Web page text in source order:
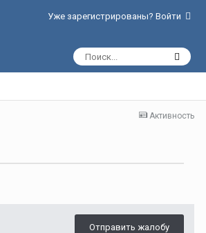
Уже зарегистрированы? Войти
Активность
Отправить жалобу